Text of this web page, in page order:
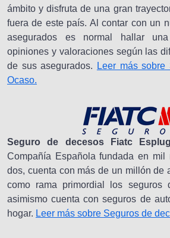
ámbito y disfruta de una gran
fuera de este país. Al contar con un
asegurados es normal hallar
opiniones y valoraciones según las
de sus asegurados.
Leer más
Ocaso.
Seguro de decesos Fiatc
Compañía Española fundada en mil
dos, cuenta con más de un millón de
como rama primordial los seguros
asimismo cuenta con seguros de
hogar. Leer más sobre Seguros de